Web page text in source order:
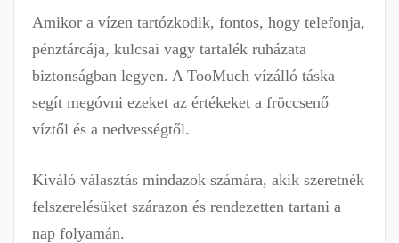
Amikor a vízen tartózkodik, fontos, hogy telefonja,
pénztárcája, kulcsai vagy tartalék ruházata
biztonságban legyen. A TooMuch vízálló táska
segít megóvni ezeket az értékeket a fröccsenő
víztől és a nedvességtől.
Kiváló választás mindazok számára, akik szeretnék
felszerelésüket szárazon és rendezetten tartani a
nap folyamán.